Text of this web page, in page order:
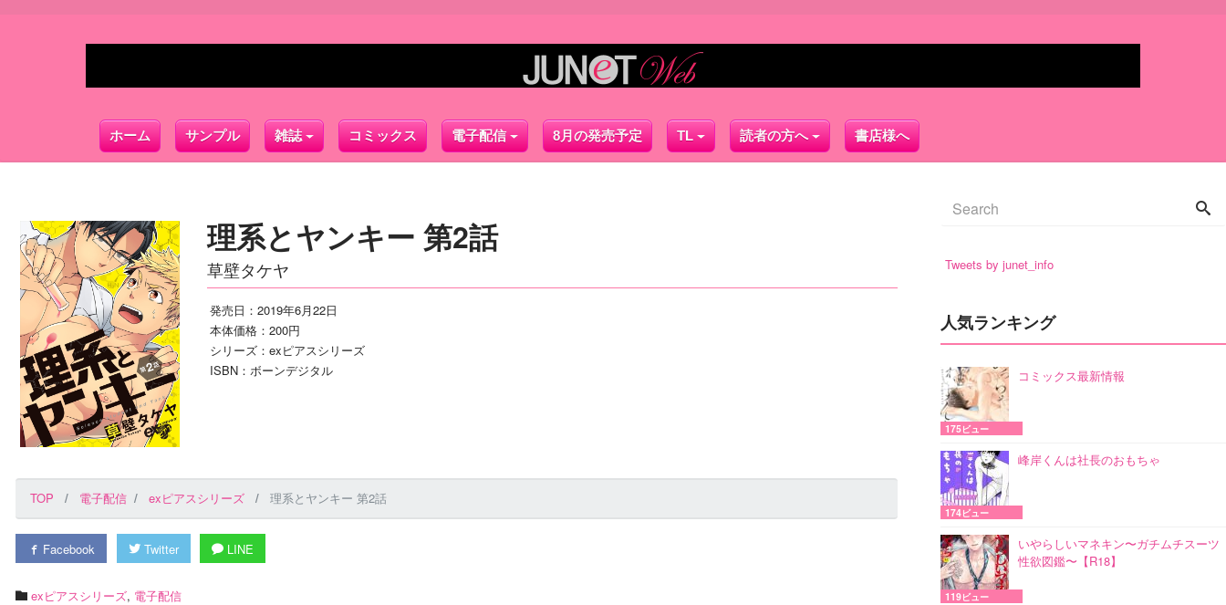
ホーム サンプル 雑誌 コミックス 電子配信 8月の発売予定 TL 読者の方へ 書店様へ
理系とヤンキー 第2話
草壁タケヤ
発売日：2019年6月22日
本体価格：200円
シリーズ：exピアスシリーズ
ISBN：ボーンデジタル
TOP 電子配信 exピアスシリーズ 理系とヤンキー 第2話
Facebook Twitter LINE
exピアスシリーズ, 電子配信
Tweets by junet_info
人気ランキング
コミックス最新情報
175ビュー
峰岸くんは社長のおもちゃ
174ビュー
いやらしいマネキン〜ガチムチスーツ
性欲図鑑〜【R18】
119ビュー